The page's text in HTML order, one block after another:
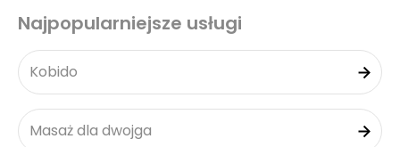
Najpopularniejsze usługi
Kobido
Masaż dla dwojga